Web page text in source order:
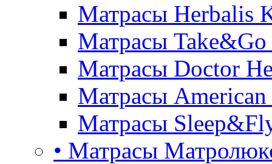
Матрасы Herbalis
Матрасы Take&Go
Матрасы Doctor
Матрасы American
Матрасы
• Матрасы